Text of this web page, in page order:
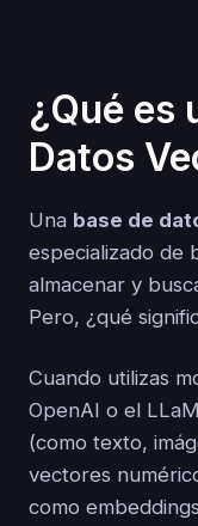
¿Qué es
Datos
Una base de
especializado de
almacenar y
Pero, ¿qué
Cuando utilizas
OpenAI o el
(como texto,
vectores
como